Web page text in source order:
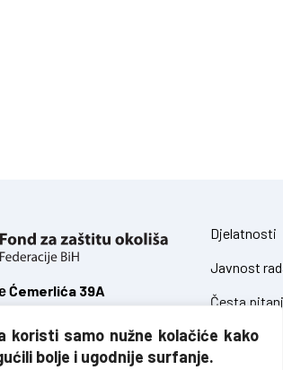
koristi samo nužne kolačiće kako
bolje i ugodnije surfanje.
Ćemerlića 39A
Bosne i Hercegovine
Djelatnosti
Javnost
Česta
Zakoni